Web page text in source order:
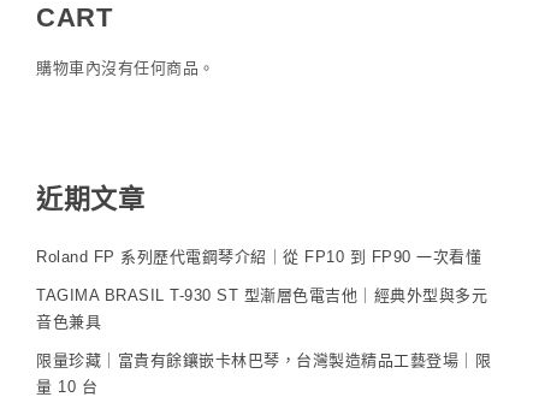
CART
購物車內沒有任何商品。
近期文章
Roland FP 系列歷代電鋼琴介紹｜從 FP10 到 FP90 一次看懂
TAGIMA BRASIL T-930 ST 型漸層色電吉他｜經典外型與多元
音色兼具
限量珍藏｜富貴有餘鑲嵌卡林巴琴，台灣製造精品工藝登場｜限
量 10 台